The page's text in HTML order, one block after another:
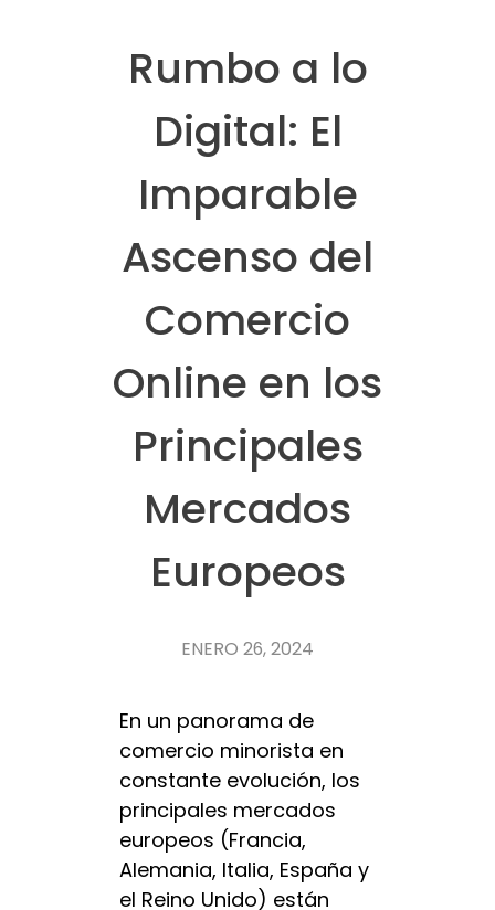
Rumbo a lo
Digital: El
Imparable
Ascenso del
Comercio
Online en los
Principales
Mercados
Europeos
ENERO 26, 2024
En un panorama de
comercio minorista en
constante evolución, los
principales mercados
europeos (Francia,
Alemania, Italia, España y
el Reino Unido) están